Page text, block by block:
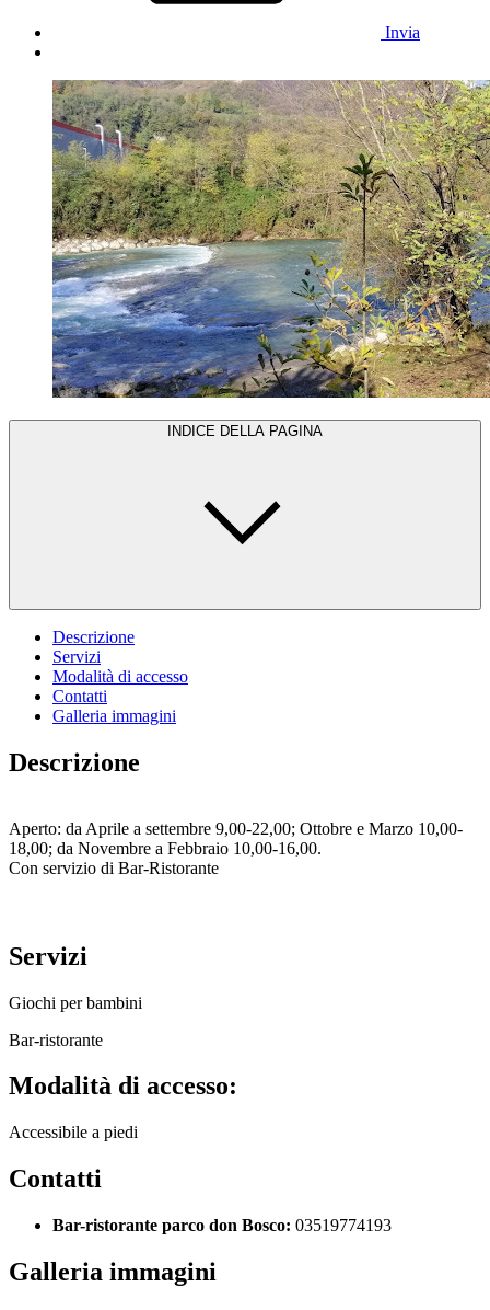
Invia
INDICE DELLA PAGINA
Descrizione
Servizi
Modalità di accesso
Contatti
Galleria immagini
Descrizione
Aperto: da Aprile a settembre 9,00-22,00; Ottobre e Marzo 10,00-
18,00; da Novembre a Febbraio 10,00-16,00.
Con servizio di Bar-Ristorante
Servizi
Giochi per bambini
Bar-ristorante
Modalità di accesso:
Accessibile a piedi
Contatti
Bar-ristorante parco don Bosco: 03519774193
Galleria immagini